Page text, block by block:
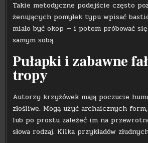
Takie metodyczne podejście często
żenujących pomyłek typu wpisać
miało być okop — i potem próbować
samym sobą.
Pułapki i zabawne
tropy
Autorzy krzyżówek mają poczucie
złośliwe. Mogą użyć archaicznych
lub po prostu zależeć im na
słowa rodzaj. Kilka przykładów